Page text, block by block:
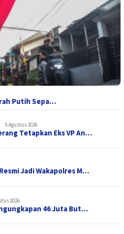
Putih Sepa…
5 Agustus 2026
Tetapkan Eks VP An…
Jadi Wakapolres M…
2026
46 Juta But…